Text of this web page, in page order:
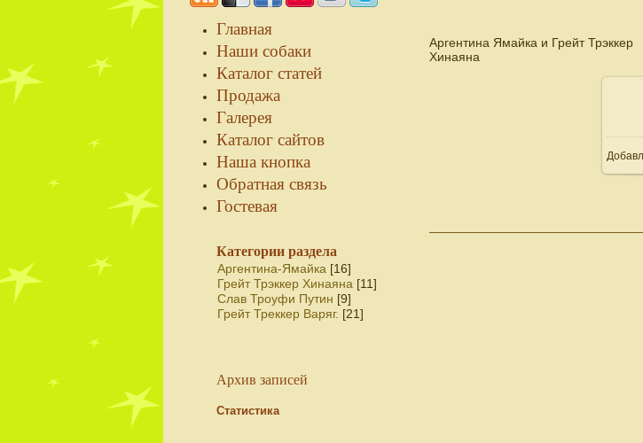
Аргентина Ямайка и Грейт Трэккер
Хинаяна
Главная
Наши собаки
Каталог статей
Продажа
Галерея
Каталог сайтов
Наша кнопка
Обратная связь
Гостевая
Категории раздела
Аргентина-Ямайка [16]
Грейт Трэккер Хинаяна [11]
Слав Троуфи Путин [9]
Грейт Треккер Варяг. [21]
Архив записей
Статистика